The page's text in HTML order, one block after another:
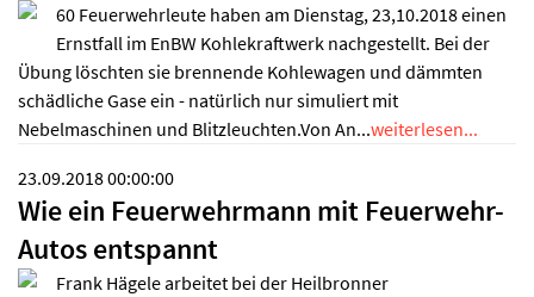
60 Feuerwehrleute haben am Dienstag, 23,10.2018 einen
Ernstfall im EnBW Kohlekraftwerk nachgestellt. Bei der
Übung löschten sie brennende Kohlewagen und dämmten
schädliche Gase ein - natürlich nur simuliert mit
Nebelmaschinen und Blitzleuchten.Von An...weiterlesen...
23.09.2018 00:00:00
Wie ein Feuerwehrmann mit Feuerwehr-
Autos entspannt
Frank Hägele arbeitet bei der Heilbronner